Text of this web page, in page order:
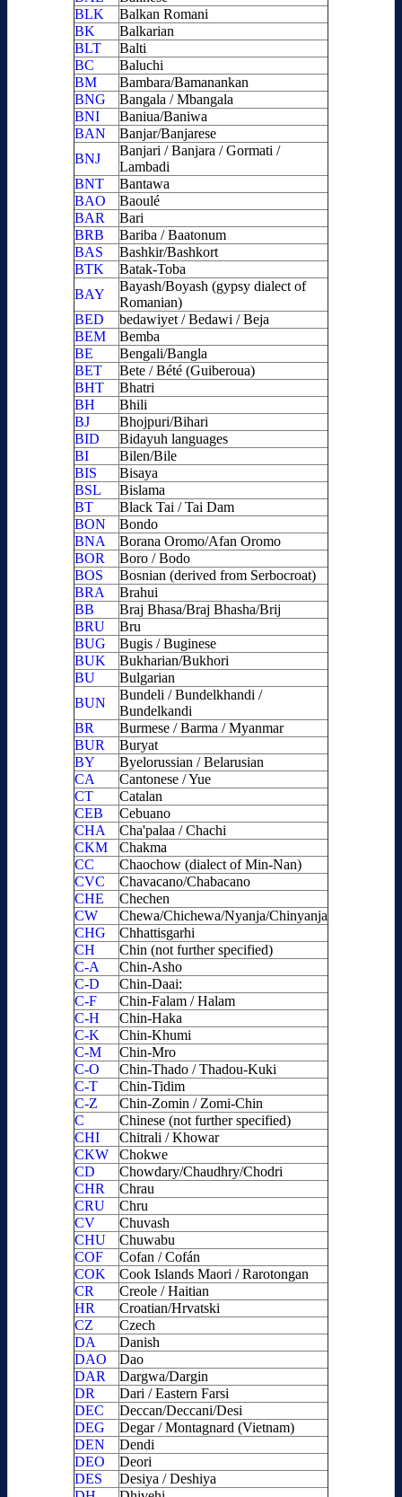
BLK
Balkan Romani
BK
Balkarian
BLT
Balti
BC
Baluchi
BM
Bambara/Bamanankan
BNG
Bangala / Mbangala
BNI
Baniua/Baniwa
BAN
Banjar/Banjarese
BNJ
Banjari / Banjara / Gormati /
Lambadi
BNT
Bantawa
BAO
Baoulé
BAR
Bari
BRB
Bariba / Baatonum
BAS
Bashkir/Bashkort
BTK
Batak-Toba
BAY
Bayash/Boyash (gypsy dialect of
Romanian)
BED
bedawiyet / Bedawi / Beja
BEM
Bemba
BE
Bengali/Bangla
BET
Bete / Bété (Guiberoua)
BHT
Bhatri
BH
Bhili
BJ
Bhojpuri/Bihari
BID
Bidayuh languages
BI
Bilen/Bile
BIS
Bisaya
BSL
Bislama
BT
Black Tai / Tai Dam
BON
Bondo
BNA
Borana Oromo/Afan Oromo
BOR
Boro / Bodo
BOS
Bosnian (derived from Serbocroat)
BRA
Brahui
BB
Braj Bhasa/Braj Bhasha/Brij
BRU
Bru
BUG
Bugis / Buginese
BUK
Bukharian/Bukhori
BU
Bulgarian
BUN
Bundeli / Bundelkhandi /
Bundelkandi
BR
Burmese / Barma / Myanmar
BUR
Buryat
BY
Byelorussian / Belarusian
CA
Cantonese / Yue
CT
Catalan
CEB
Cebuano
CHA
Cha'palaa / Chachi
CKM
Chakma
CC
Chaochow (dialect of Min-Nan)
CVC
Chavacano/Chabacano
CHE
Chechen
CW
Chewa/Chichewa/Nyanja/Chinyanja
CHG
Chhattisgarhi
CH
Chin (not further specified)
C-A
Chin-Asho
C-D
Chin-Daai:
C-F
Chin-Falam / Halam
C-H
Chin-Haka
C-K
Chin-Khumi
C-M
Chin-Mro
C-O
Chin-Thado / Thadou-Kuki
C-T
Chin-Tidim
C-Z
Chin-Zomin / Zomi-Chin
C
Chinese (not further specified)
CHI
Chitrali / Khowar
CKW
Chokwe
CD
Chowdary/Chaudhry/Chodri
CHR
Chrau
CRU
Chru
CV
Chuvash
CHU
Chuwabu
COF
Cofan / Cofán
COK
Cook Islands Maori / Rarotongan
CR
Creole / Haitian
HR
Croatian/Hrvatski
CZ
Czech
DA
Danish
DAO
Dao
DAR
Dargwa/Dargin
DR
Dari / Eastern Farsi
DEC
Deccan/Deccani/Desi
DEG
Degar / Montagnard (Vietnam)
DEN
Dendi
DEO
Deori
DES
Desiya / Deshiya